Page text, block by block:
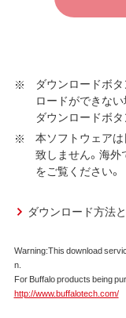
ウェア（以下、添
ア（ユーティリテ
以下、本ソフトウ
す。
第1条 使用許諾
弊社は、本契
本ソフトウ
本ソフトウ
使用許諾する
ダウンロードボ
ロードができない
ダウンロードボ
本ソフトウェア
致しません。海
をご覧ください。
ダウンロード方法
Warning:This download
n.
For Buffalo products being
http://www.buffalotech.com/